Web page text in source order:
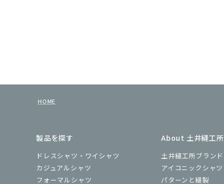
HOME
製品を探す
ドレスシャツ・ワイシャツ
カジュアルシャツ
フォーマルシャツ
About 土井縫工所
土井縫工所ブランド
アイコニックシャツ
パターンと縫製